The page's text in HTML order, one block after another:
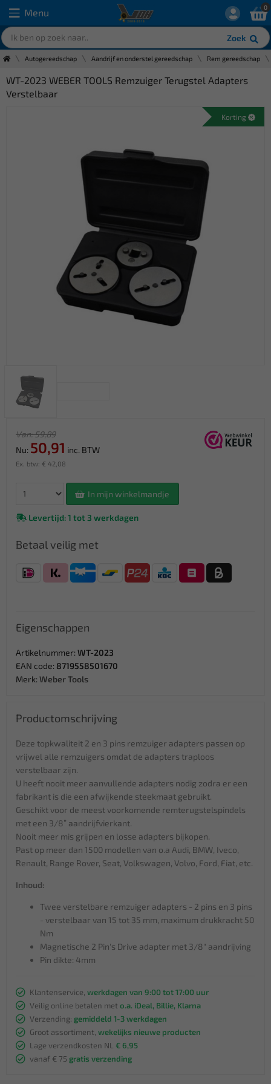
Menu
Zoek
0
Autogereedschap Aandrijf en onderstel gereedschap Rem gereedschap
WT-2023 WEBER TOOLS Remzuiger Terugstel Adapters
Verstelbaar
Korting
Van: 59,89
Nu: 50,91 inc. BTW
Ex. btw: € 42,08
In mijn winkelmandje
Levertijd: 1 tot 3 werkdagen
Betaal veilig met
Eigenschappen
Artikelnummer: WT-2023
EAN code: 8719558501670
Merk: Weber Tools
Productomschrijving
Deze topkwaliteit 2 en 3 pins remzuiger adapters passen op
vrijwel alle remzuigers omdat de adapters traploos
verstelbaar zijn.
U heeft nooit meer aanvullende adapters nodig zodra er een
fabrikant is die een afwijkende steekmaat gebruikt.
Geschikt voor de meest voorkomende remterugstelspindels
met een 3/8” aandrijfvierkant.
Nooit meer mis grijpen en losse adapters bijkopen.
Past op meer dan 1500 modellen van o.a Audi, BMW, Iveco,
Renault, Range Rover, Seat, Volkswagen, Volvo, Ford, Fiat, etc.
Inhoud:
Twee verstelbare remzuiger adapters - 2 pins en 3 pins
- verstelbaar van 15 tot 35 mm, maximum drukkracht 50
Nm
Magnetische 2 Pin's Drive adapter met 3/8" aandrijving
Pin dikte: 4mm
Klantenservice, werkdagen van 9:00 tot 17:00 uur
Veilig online betalen met o.a. iDeal, Billie, Klarna
Verzending: gemiddeld 1-3 werkdagen
Groot assortiment, wekelijks nieuwe producten
Lage verzendkosten NL € 6,95
vanaf € 75 gratis verzending